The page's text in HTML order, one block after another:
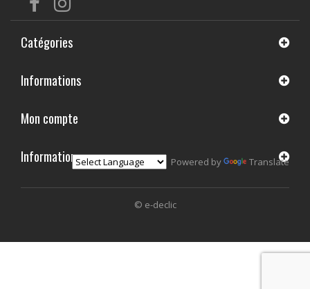
Catégories
Informations
© e-declic
Mon compte
Informations Powered by Translate